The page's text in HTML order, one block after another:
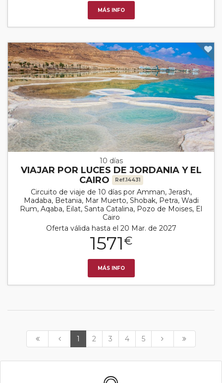
MÁS INFO
10 días
VIAJAR POR LUCES DE JORDANIA Y EL
CAIRO
Ref.14431
Circuito de viaje de 10 días por Amman, Jerash,
Madaba, Betania, Mar Muerto, Shobak, Petra, Wadi
Rum, Aqaba, Eilat, Santa Catalina, Pozo de Moises, El
Cairo
Oferta válida hasta el 20 Mar. de 2027
1571€
MÁS INFO
1 2 3 4 5